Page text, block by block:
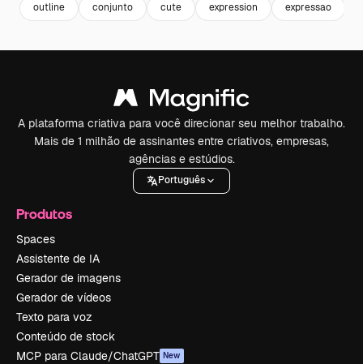
outline conjunto cute expression expressao
A plataforma criativa para você direcionar seu melhor trabalho.
Mais de 1 milhão de assinantes entre criativos, empresas,
agências e estúdios.
Português
Produtos
Spaces
Assistente de IA
Gerador de imagens
Gerador de vídeos
Texto para voz
Conteúdo de stock
MCP para Claude/ChatGPT New